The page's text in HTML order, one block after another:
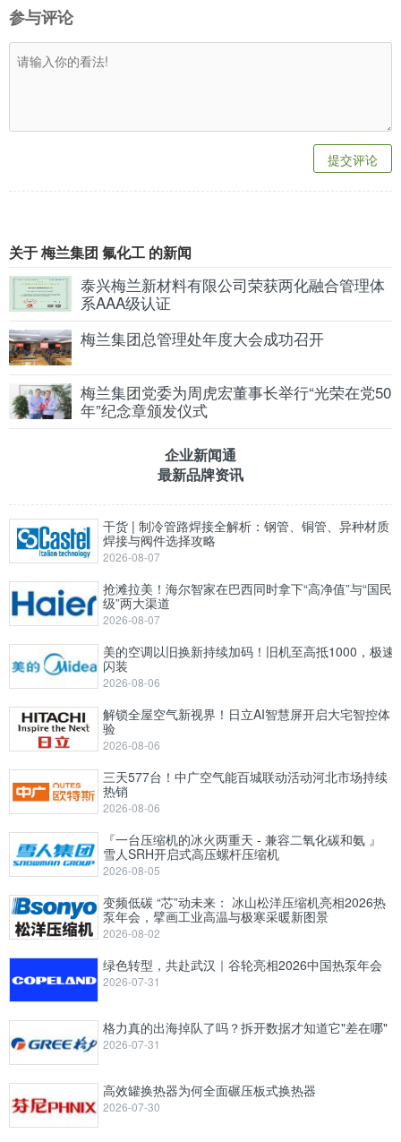
参与评论
提交评论
关于 梅兰集团 氟化工 的新闻
泰兴梅兰新材料有限公司荣获两化融合管理体
系AAA级认证
梅兰集团总管理处年度大会成功召开
梅兰集团党委为周虎宏董事长举行“光荣在党50
年”纪念章颁发仪式
企业新闻通
最新品牌资讯
干货 | 制冷管路焊接全解析：钢管、铜管、异种材质
焊接与阀件选择攻略
2026-08-07
抢滩拉美！海尔智家在巴西同时拿下“高净值”与“国民
级”两大渠道
2026-08-07
美的空调以旧换新持续加码！旧机至高抵1000，极速
闪装
2026-08-06
解锁全屋空气新视界！日立AI智慧屏开启大宅智控体
验
2026-08-06
三天577台！中广空气能百城联动活动河北市场持续
热销
2026-08-06
『一台压缩机的冰火两重天 - 兼容二氧化碳和氨 』
雪人SRH开启式高压螺杆压缩机
2026-08-05
变频低碳 “芯”动未来： 冰山松洋压缩机亮相2026热
泵年会，擘画工业高温与极寒采暖新图景
2026-08-02
绿色转型，共赴武汉｜谷轮亮相2026中国热泵年会
2026-07-31
格力真的出海掉队了吗？拆开数据才知道它"差在哪"
2026-07-31
高效罐换热器为何全面碾压板式换热器
2026-07-30